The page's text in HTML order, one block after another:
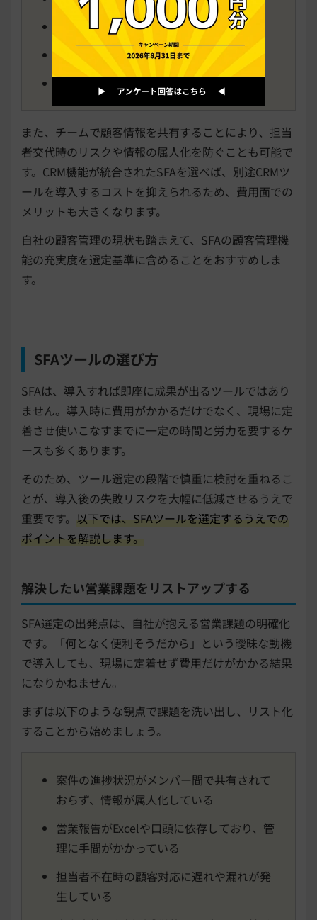
連絡先
過去の商談履歴
購買傾向 など
また、チームで顧客情報を共有することにより、担当
者交代時のリスクや情報の属人化を防ぐことも可能で
す。CRM機能が統合されたSFAを選べば、別途CRMツ
ールを導入するコストを抑えられるため、費用面での
メリットも大きくなります。
自社の顧客管理の現状も踏まえて、SFAの顧客管理機
能の充実度を選定基準に含めることをおすすめしま
す。
SFAツールの選び方
SFAは、導入すれば即座に成果が出るツールではあり
ません。導入時に費用がかかるだけでなく、現場に定
着させ使いこなすまでに一定の時間と労力を要するケ
ースも多くあります。
そのため、ツール選定の段階で慎重に検討を重ねるこ
とが、導入後の失敗リスクを大幅に低減させるうえで
重要です。 以下では、SFAツールを選定するうえでの
ポイントを解説します。
解決したい営業課題をリストアップする
SFA選定の出発点は、自社が抱える営業課題の明確化
です。「何となく便利そうだから」という曖昧な動機
で導入しても、現場に定着せず費用だけがかかる結果
になりかねません。
まずは以下のような観点で課題を洗い出し、リスト化
することから始めましょう。
案件の進捗状況がメンバー間で共有されて
おらず、情報が属人化している
営業報告がExcelや口頭に依存しており、管
理に手間がかかっている
担当者不在時の顧客対応に遅れや漏れが発
生している